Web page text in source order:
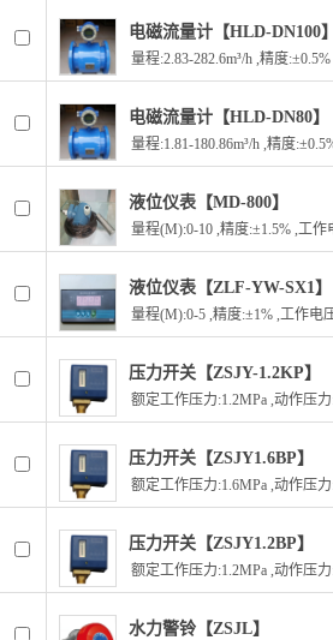
电磁流量计【HLD-DN100】
量程:2.83-282.6m³/h ,精度
电磁流量计【HLD-DN80】
量程:1.81-180.86m³/h ,精度
液位仪表【MD-800】
量程(M):0-10 ,精度:±1.5% ,工
液位仪表【ZLF-YW-SX1】
量程(M):0-5 ,精度:±1% ,工作电
压力开关【ZSJY-1.2KP】
额定工作压力:1.2MPa ,动作压
压力开关【ZSJY1.6BP】
额定工作压力:1.6MPa ,动作压
压力开关【ZSJY1.2BP】
额定工作压力:1.2MPa ,动作压
水力警铃【ZSJL】